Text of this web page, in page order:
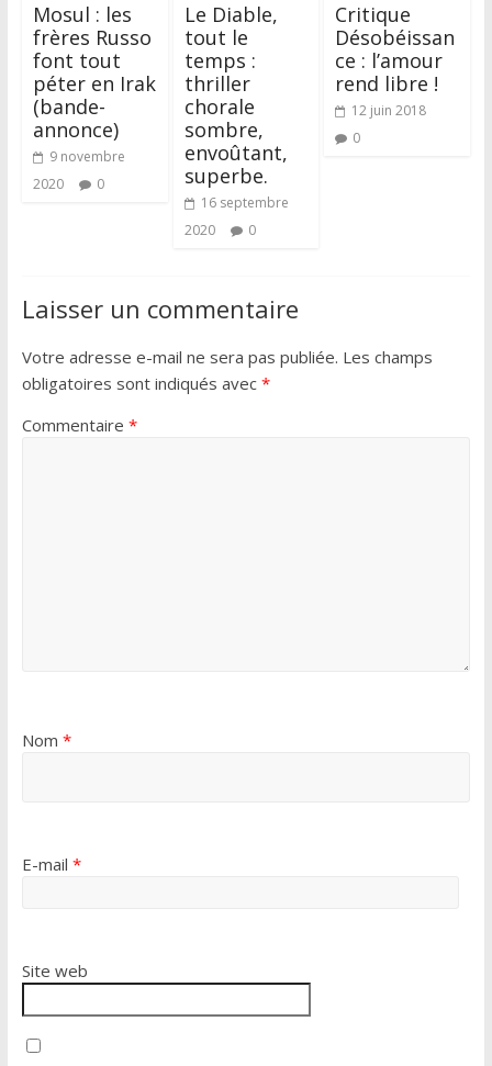
Mosul : les
frères Russo
font tout
péter en Irak
(bande-
annonce)
9 novembre
2020
0
Le Diable,
tout le
temps :
thriller
chorale
sombre,
envoûtant,
superbe.
16 septembre
2020
0
Critique
Désobéissan
ce : l’amour
rend libre !
12 juin 2018
0
Laisser un commentaire
Votre adresse e-mail ne sera pas publiée. Les champs
obligatoires sont indiqués avec *
Commentaire *
Nom *
E-mail *
Site web